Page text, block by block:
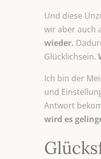
Und diese
wir aber auch
wieder.
Glücklichsein.
Ich bin der
und
Antwort
wird es